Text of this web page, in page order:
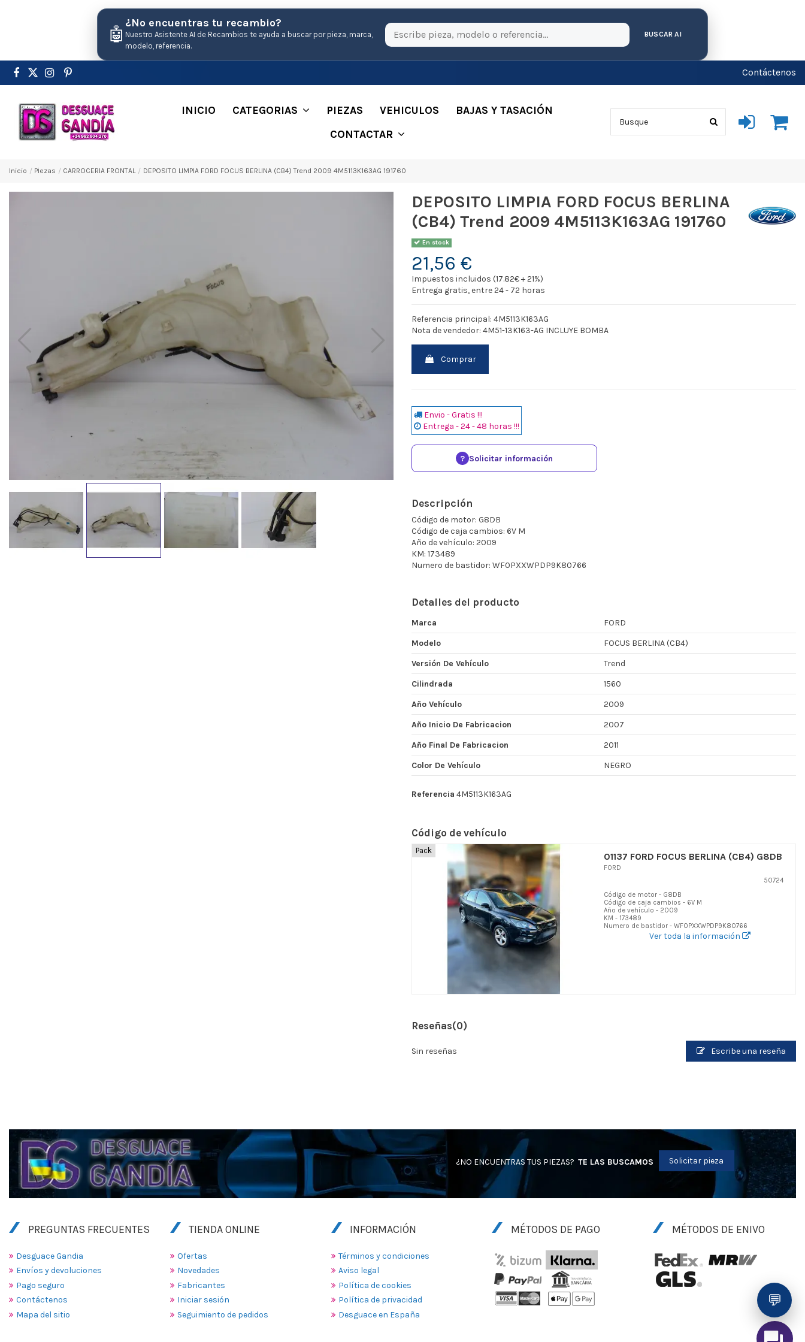
🤖
¿No encuentras tu recambio?
Nuestro Asistente AI de Recambios te ayuda a buscar por pieza, marca,
modelo, referencia.
BUSCAR AI
Contáctenos
INICIO CATEGORIAS PIEZAS VEHICULOS
BAJAS Y TASACIÓN
CONTACTAR
Inicio Pіezas CARROCERIA FRONTAL DEPOSITO LIMPIA FORD FOCUS BERLINA (CB4) Trend 2009 4M5113K163AG 191760
DEPOSITO LIMPIA FORD FOCUS BERLINA
(CB4) Trend 2009 4M5113K163AG 191760
En stock
21,56 €
Impuestos incluidos (17.82€ + 21%)
Entrega gratis, entre 24 - 72 horas
Referencia principal: 4M5113K163AG
Nota de vendedor: 4M51-13K163-AG INCLUYE BOMBA
Comprar
Envio - Gratis !!!
Entrega - 24 - 48 horas !!!
? Solicitar información
Descripción
Código de motor: G8DB
Código de caja cambios: 6V M
Año de vehículo: 2009
KM: 173489
Numero de bastidor: WF0PXXWPDP9K80766
Detalles del producto
Marca
FORD
Modelo
FOCUS BERLINA (CB4)
Versión De Vehículo
Trend
Cilindrada
1560
Año Vehículo
2009
Año Inicio De Fabricacion
2007
Año Final De Fabricacion
2011
Color De Vehículo
NEGRO
Referencia 4M5113K163AG
Código de vehículo
Pack
01137 FORD FOCUS BERLINA (CB4) G8DB
FORD
50724
Código de motor - G8DB
Código de caja cambios - 6V M
Año de vehículo - 2009
KM - 173489
Numero de bastidor - WF0PXXWPDP9K80766
Ver toda la información
Reseñas(0)
Sin reseñas Escribe una reseña
¿NO ENCUENTRAS TUS PIEZAS? TE LAS BUSCAMOS Solicitar pieza
PREGUNTAS FRECUENTES
Desguace Gandia
Envíos y devoluciones
Pago seguro
Contáctenos
Mapa del sitio
TIENDA ONLINE
Ofertas
Novedades
Fabricantes
Iniciar sesión
Seguimiento de pedidos
INFORMACIÓN
Términos y condiciones
Aviso legal
Política de cookies
Política de privacidad
Desguace en España
MÉTODOS DE PAGO MÉTODOS DE ENIVO
💬